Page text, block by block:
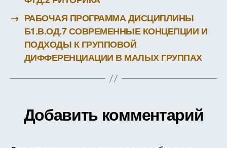
→ РАБОЧАЯ ПРОГРАММА ДИСЦИПЛИНЫ
Б1.В.ОД.7 СОВРЕМЕННЫЕ КОНЦЕПЦИИ И
ПОДХОДЫ К ГРУППОВОЙ
ДИФФЕРЕНЦИАЦИИ В МАЛЫХ ГРУППАХ
Добавить комментарий